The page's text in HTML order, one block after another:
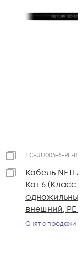
EC-UU004-6-PE-BK
Кабель
Кат.6 (Класс
внешний, PE
305м
Снят с продажи